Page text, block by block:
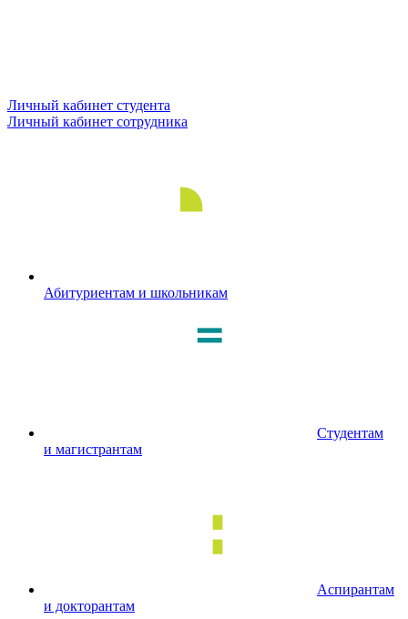
Личный кабинет студента
Личный кабинет сотрудника
Абитуриентам и школьникам
Студентам
и магистрантам
Аспирантам
и докторантам